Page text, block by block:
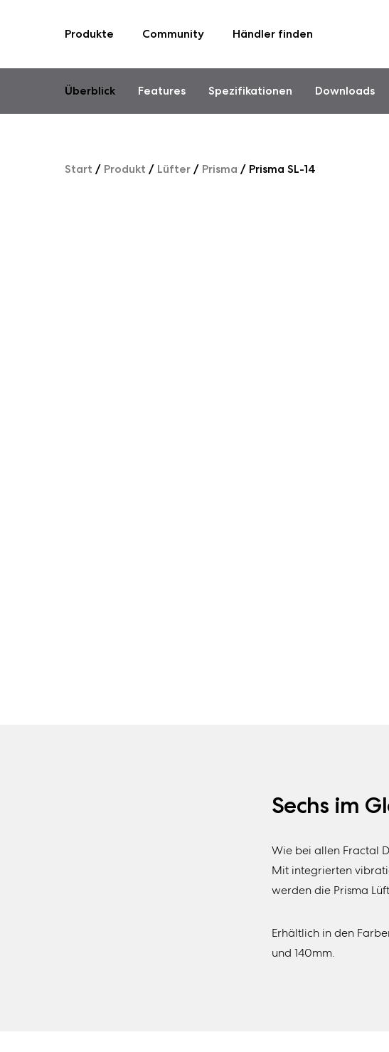
Produkte Community Händler finden
Überblick
Features Spezifikationen Downloads
Start / Produkt / Lüfter/ Prisma / Prisma SL-14
Sechs im
Wie bei allen Fractal
Mit integrierten
werden die Prisma
Erhältlich in den
und 140mm.